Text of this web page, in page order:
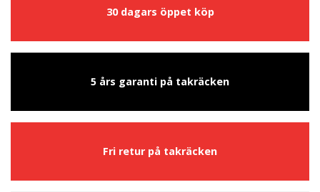
30 dagars öppet köp
5 års garanti på takräcken
Fri retur på takräcken